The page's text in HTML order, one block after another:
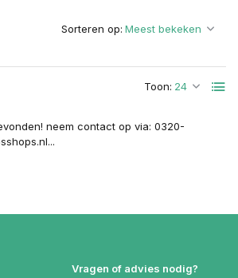
Toon:
Sorteren op:
neem contact op via: 0320-
...
Vragen of advies nodig?